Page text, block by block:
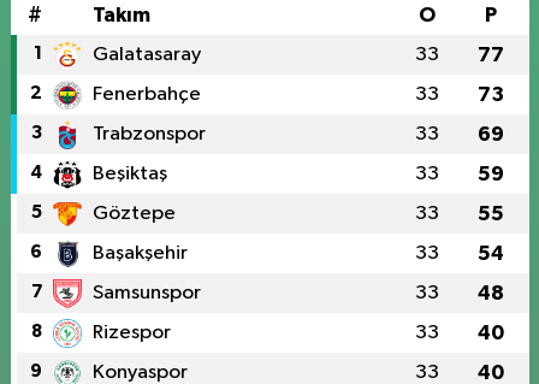
# Takım O P
1 Galatasaray 33 77
2 Fenerbahçe 33 73
3 Trabzonspor 33 69
4 Beşiktaş 33 59
5 Göztepe 33 55
6 Başakşehir 33 54
7 Samsunspor 33 48
8 Rizespor 33 40
9 Konyaspor 33 40